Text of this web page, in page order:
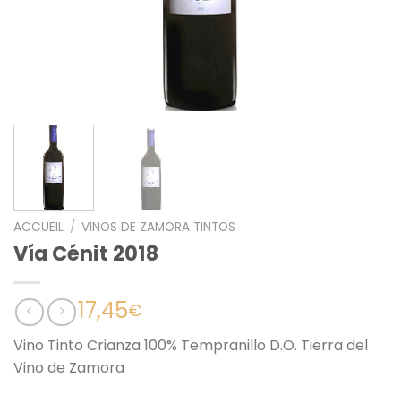
ACCUEIL / VINOS DE ZAMORA TINTOS
Vía Cénit 2018
17,45€
Vino Tinto Crianza 100% Tempranillo D.O. Tierra del
Vino de Zamora